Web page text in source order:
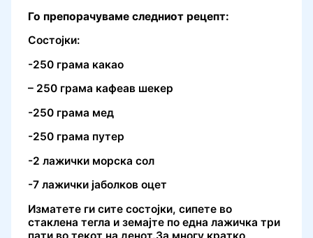
Го препорачуваме следниот рецепт:
Состојки:
-250 грама какао
– 250 грама кафеав шекер
-250 грама мед
-250 грама путер
-2 лажички морска сол
-7 лажички јаболков оцет
Изматете ги сите состојки, сипете во
стаклена тегла и земајте по една лажичка три